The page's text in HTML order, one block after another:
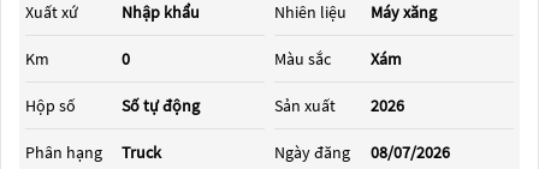
Xuất xứ Nhập khẩu
Km 0
Hộp số Số tự động
Phân hạng Truck
Nhiên liệu Máy xăng
Màu sắc Xám
Sản xuất 2026
Ngày đăng 08/07/2026